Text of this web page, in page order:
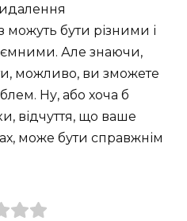
бути різними і
Але знаючи,
можливо, ви зможете
Ну, або хоча б
відчуття, що ваше
може бути справжнім